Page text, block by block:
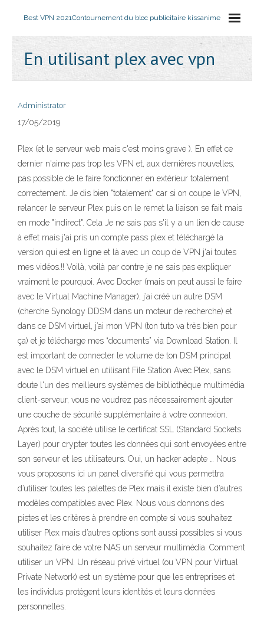
Best VPN 2021Contournement du bloc publicitaire kissanime
En utilisant plex avec vpn
Administrator
17/05/2019
Plex (et le serveur web mais c'est moins grave ). En effet ce
dernier n'aime pas trop les VPN et, aux dernières nouvelles,
pas possible de le faire fonctionner en extérieur totalement
correctement. Je dis bien "totalement" car si on coupe le VPN,
relancer le serveur Plex puis on le remet la liaison se fait mais
en mode "indirect". Cela Je ne sais pas s'il y a un lien de cause
à effet mais j'ai pris un compte pass plex et téléchargé la
version qui est en ligne et là avec un coup de VPN j'ai toutes
mes vidéos.!! Voilà, voilà par contre je ne sais pas expliquer
vraiment le pourquoi. Avec Docker (mais on peut aussi le faire
avec le Virtual Machine Manager), j’ai créé un autre DSM
(cherche Synology DDSM dans un moteur de recherche) et
dans ce DSM virtuel, j’ai mon VPN (ton tuto va très bien pour
ça) et je télécharge mes “documents” via Download Station. Il
est important de connecter le volume de ton DSM principal
avec le DSM virtuel en utilisant File Station Avec Plex, sans
doute l'un des meilleurs systèmes de bibliothèque multimédia
client-serveur, vous ne voudrez pas nécessairement ajouter
une couche de sécurité supplémentaire à votre connexion.
Après tout, la société utilise le certificat SSL (Standard Sockets
Layer) pour crypter toutes les données qui sont envoyées entre
son serveur et les utilisateurs. Oui, un hacker adepte … Nous
vous proposons ici un panel diversifié qui vous permettra
d’utiliser toutes les palettes de Plex mais il existe bien d’autres
modèles compatibles avec Plex. Nous vous donnons des
pistes et les critères à prendre en compte si vous souhaitez
utiliser Plex mais d’autres options sont aussi possibles si vous
souhaitez faire de votre NAS un serveur multimédia. Comment
utiliser un VPN. Un réseau privé virtuel (ou VPN pour Virtual
Private Network) est un système pour que les entreprises et
les individus protègent leurs identités et leurs données
personnelles.